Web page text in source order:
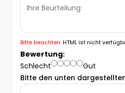
Bitte beachten:HTML ist nicht
Bewertung:
Schlecht
Gut
Bitte den unten